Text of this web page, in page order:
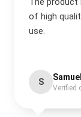
of high
use.
S Samuel
Verified